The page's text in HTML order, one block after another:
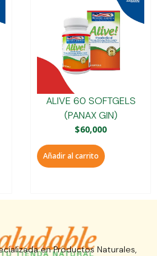
ALIVE 60 SOFTGELS
(PANAX GIN)
$60,000
Añadir al carrito
en Productos Naturales,